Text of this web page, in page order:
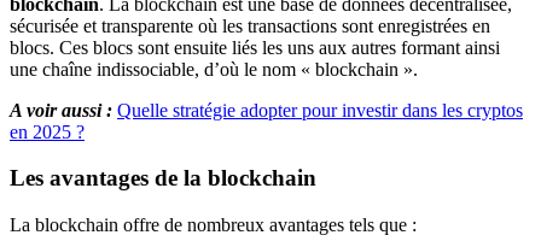
sécurisée et transparente où les transactions sont enregistrées en
blocs. Ces blocs sont ensuite liés les uns aux autres formant ainsi
une chaîne indissociable, d’où le nom « blockchain ».
A voir aussi : Quelle stratégie adopter pour investir dans les cryptos
en 2025 ?
Les avantages de la blockchain
La blockchain offre de nombreux avantages tels que :